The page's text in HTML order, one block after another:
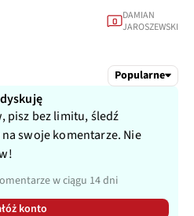
0
DAMIAN
JAROSZEWSKI
Popularne
pisz bez limitu, śledź
swoje komentarze. Nie
w ciągu 14 dni
konto